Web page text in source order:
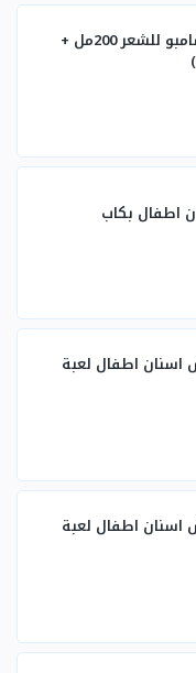
امامي - عرض ( شامبو للشعر 200مل +
اطفال بكاب
اطفال لعبة
اطفال لعبة